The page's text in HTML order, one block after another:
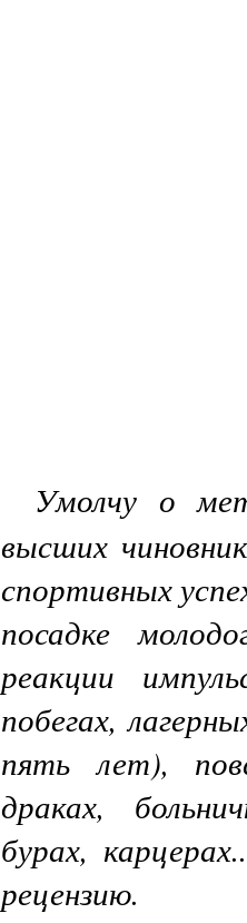
Умолчу о
высших
спортивных
посадке
реакции
побегах,
пять лет),
драках,
бурах,
рецензию.